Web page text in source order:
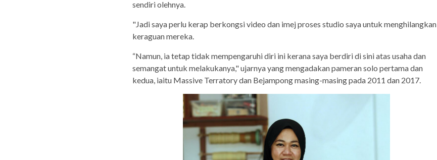
sendiri olehnya.
"Jadi saya perlu kerap berkongsi video dan imej proses studio saya untuk menghilangkan
keraguan mereka.
“Namun, ia tetap tidak mempengaruhi diri ini kerana saya berdiri di sini atas usaha dan
semangat untuk melakukanya," ujarnya yang mengadakan pameran solo pertama dan
kedua, iaitu Massive Terratory dan Bejampong masing-masing pada 2011 dan 2017.